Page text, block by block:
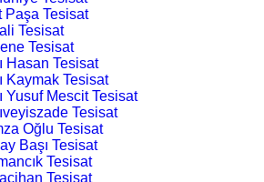
Paşa Tesisat
Tesisat
Tesisat
Hasan Tesisat
Kaymak Tesisat
Yusuf Mescit Tesisat
Tesisat
Oğlu Tesisat
Başı Tesisat
Tesisat
Tesisat